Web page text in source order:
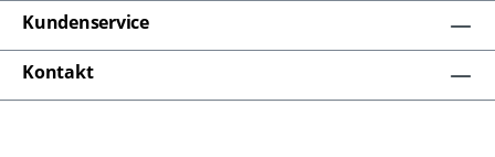
Kundenservice
Kontakt